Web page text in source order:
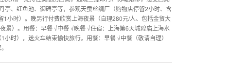
、红鱼池、御碑亭等，参观天蚕丝绸厂（购物店停留2小时、含
小时）。晚另行付费欣赏上海夜景（自理280元/人、包括金贸大
景）。用餐：早餐 √中餐 √晚餐 √住宿：上海第6天城隍庙上海水
时），送火车结束愉快旅行。用餐：早餐 √中餐（敬请自理）